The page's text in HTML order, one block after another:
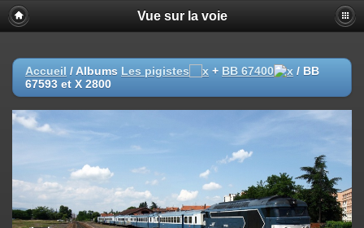
Vue sur la voie
Accueil / Albums Les pigistes + BB 67400 / BB
67593 et X 2800